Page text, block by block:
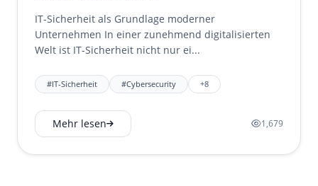
IT-Sicherheit als Grundlage moderner
Unternehmen In einer zunehmend digitalisierten
Welt ist IT-Sicherheit nicht nur ei...
#IT-Sicherheit #Cybersecurity +8
Mehr lesen 1,679